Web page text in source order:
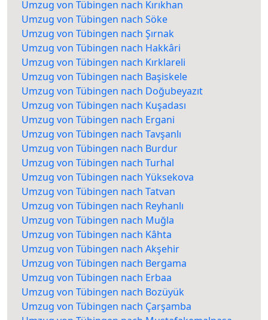
Umzug von Tübingen nach Kırıkhan
Umzug von Tübingen nach Söke
Umzug von Tübingen nach Şırnak
Umzug von Tübingen nach Hakkâri
Umzug von Tübingen nach Kırklareli
Umzug von Tübingen nach Başiskele
Umzug von Tübingen nach Doğubeyazıt
Umzug von Tübingen nach Kuşadası
Umzug von Tübingen nach Ergani
Umzug von Tübingen nach Tavşanlı
Umzug von Tübingen nach Burdur
Umzug von Tübingen nach Turhal
Umzug von Tübingen nach Yüksekova
Umzug von Tübingen nach Tatvan
Umzug von Tübingen nach Reyhanlı
Umzug von Tübingen nach Muğla
Umzug von Tübingen nach Kâhta
Umzug von Tübingen nach Akşehir
Umzug von Tübingen nach Bergama
Umzug von Tübingen nach Erbaa
Umzug von Tübingen nach Bozüyük
Umzug von Tübingen nach Çarşamba